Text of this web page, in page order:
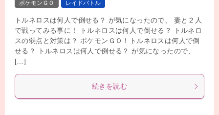
ポケモンＧＯ
レイドバトル
トルネロスは何人で倒せる？ が気になったので、 妻と２人
で戦ってみる事に！ トルネロスは何人で倒せる？ トルネロ
スの弱点と対策は？ ポケモンＧＯ！トルネロスは何人で倒
せる？ トルネロスは何人で倒せる？ が気になったので、
[…]
続きを読む